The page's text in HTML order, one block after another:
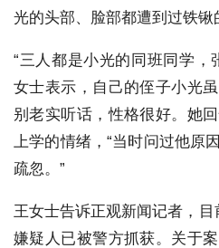
光的头部、脸部都遭到过铁锹
“三人都是小光的同班同学，
女士表示，自己的侄子小光
别老实听话，性格很好。她
上学的情绪，“当时问过他原
疏忽。”
王女士告诉正观新闻记者，
嫌疑人已被警方抓获。关于